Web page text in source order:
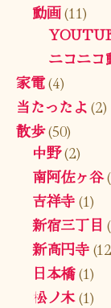
動画(11)
ニコニコ
家電(4)
当たったよ(2)
散歩(50)
中野(2)
南阿佐ヶ谷
吉祥寺(1)
新宿三丁目
新高円寺
日本橋(1)
松ノ木(1)